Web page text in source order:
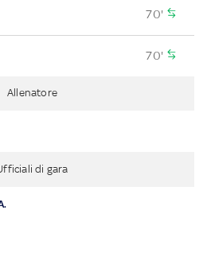
70'
70'
Allenatore
di gara